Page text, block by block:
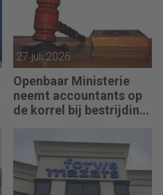
27 juli 2026
Openbaar Ministerie
neemt accountants op
de korrel bij bestrijding